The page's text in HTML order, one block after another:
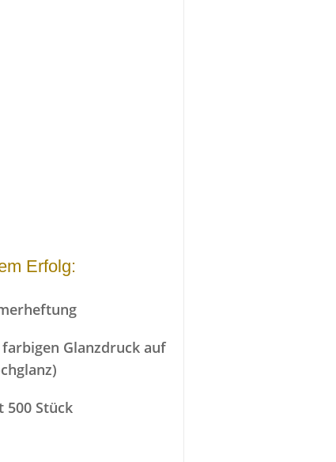
Erfolg:
Glanzdruck auf
500 Stück